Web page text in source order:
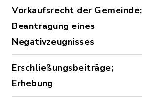
Vorkaufsrecht der Gemeinde;
Beantragung eines
Negativzeugnisses
Erschließungsbeiträge;
Erhebung